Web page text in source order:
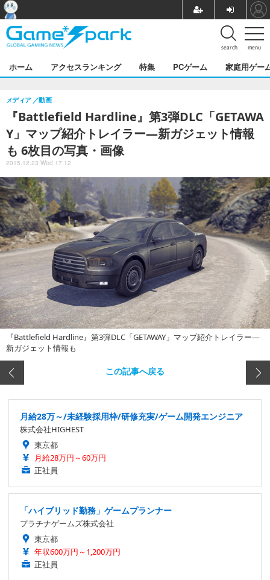
menu
search
ホーム アクセスランキング 特集 PCゲーム 家庭用ゲー
『Battlefield Hardline』第3弾DLC「GETAWA
Y」マップ紹介トレイラー―新ガジェット情報
も 6枚目の写真・画像
メディア 動画
2015.12.23 Wed 17:12
『Battlefield Hardline』第3弾DLC「GETAWAY」マップ紹介トレイラー―
新ガジェット情報も
この記事へ戻る
月給28万～/未経験採用枠/研修充実/ゲーム開発エンジニア
株式会社HIGHEST
東京都
月給28万円～60万円
正社員
「ハイブリッド勤務」ゲームプランナー
プラチナゲームズ株式会社
東京都
年収600万円～1,200万円
正社員